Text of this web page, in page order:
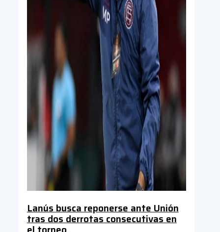
Lanús busca reponerse ante Unión
tras dos derrotas consecutivas en